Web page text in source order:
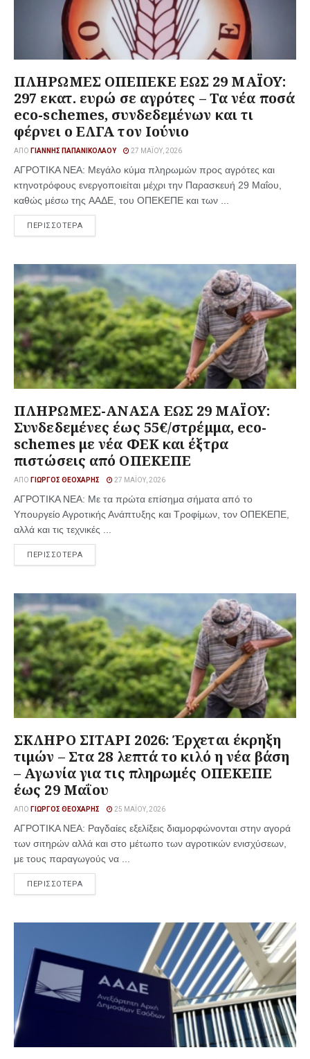
ΠΛΗΡΩΜΕΣ ΟΠΕΠΕΚΕ ΕΩΣ 29 ΜΑΪΟΥ:
297 εκατ. ευρώ σε αγρότες – Τα νέα ποσά
eco-schemes, συνδεδεμένων και τι
φέρνει ο ΕΛΓΑ τον Ιούνιο
ΑΠΌ ΓΙΆΝΝΗΣ ΠΑΠΑΝΙΚΟΛΆΟΥ 27 ΜΑΪ́ΟΥ, 2026
ΑΓΡΟΤΙΚΑ ΝΕΑ: Μεγάλο κύμα πληρωμών προς αγρότες και
κτηνοτρόφους ενεργοποιείται μέχρι την Παρασκευή 29 Μαΐου,
καθώς μέσω της ΑΑΔΕ, του ΟΠΕΚΕΠΕ και των ...
ΠΕΡΙΣΣΟΤΕΡΑ
ΠΛΗΡΩΜΕΣ-ΑΝΑΣΑ ΕΩΣ 29 ΜΑΪΟΥ:
Συνδεδεμένες έως 55€/στρέμμα, eco-
schemes με νέα ΦΕΚ και έξτρα
πιστώσεις από ΟΠΕΚΕΠΕ
ΑΠΌ ΓΙΏΡΓΟΣ ΘΕΟΧΆΡΗΣ 27 ΜΑΪ́ΟΥ, 2026
ΑΓΡΟΤΙΚΑ ΝΕΑ: Με τα πρώτα επίσημα σήματα από το
Υπουργείο Αγροτικής Ανάπτυξης και Τροφίμων, τον ΟΠΕΚΕΠΕ,
αλλά και τις τεχνικές ...
ΠΕΡΙΣΣΟΤΕΡΑ
ΣΚΛΗΡΟ ΣΙΤΑΡΙ 2026: Έρχεται έκρηξη
τιμών – Στα 28 λεπτά το κιλό η νέα βάση
– Αγωνία για τις πληρωμές ΟΠΕΚΕΠΕ
έως 29 Μαΐου
ΑΠΌ ΓΙΏΡΓΟΣ ΘΕΟΧΆΡΗΣ 25 ΜΑΪ́ΟΥ, 2026
ΑΓΡΟΤΙΚΑ ΝΕΑ: Ραγδαίες εξελίξεις διαμορφώνονται στην αγορά
των σιτηρών αλλά και στο μέτωπο των αγροτικών ενισχύσεων,
με τους παραγωγούς να ...
ΠΕΡΙΣΣΟΤΕΡΑ